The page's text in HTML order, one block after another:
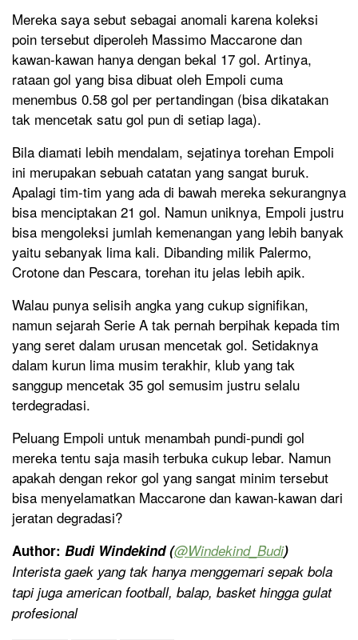
Mereka saya sebut sebagai anomali karena koleksi
poin tersebut diperoleh Massimo Maccarone dan
kawan-kawan hanya dengan bekal 17 gol. Artinya,
rataan gol yang bisa dibuat oleh Empoli cuma
menembus 0.58 gol per pertandingan (bisa dikatakan
tak mencetak satu gol pun di setiap laga).
Bila diamati lebih mendalam, sejatinya torehan Empoli
ini merupakan sebuah catatan yang sangat buruk.
Apalagi tim-tim yang ada di bawah mereka sekurangnya
bisa menciptakan 21 gol. Namun uniknya, Empoli justru
bisa mengoleksi jumlah kemenangan yang lebih banyak
yaitu sebanyak lima kali. Dibanding milik Palermo,
Crotone dan Pescara, torehan itu jelas lebih apik.
Walau punya selisih angka yang cukup signifikan,
namun sejarah Serie A tak pernah berpihak kepada tim
yang seret dalam urusan mencetak gol. Setidaknya
dalam kurun lima musim terakhir, klub yang tak
sanggup mencetak 35 gol semusim justru selalu
terdegradasi.
Peluang Empoli untuk menambah pundi-pundi gol
mereka tentu saja masih terbuka cukup lebar. Namun
apakah dengan rekor gol yang sangat minim tersebut
bisa menyelamatkan Maccarone dan kawan-kawan dari
jeratan degradasi?
Author: Budi Windekind (@Windekind_Budi)
Interista gaek yang tak hanya menggemari sepak bola
tapi juga american football, balap, basket hingga gulat
profesional